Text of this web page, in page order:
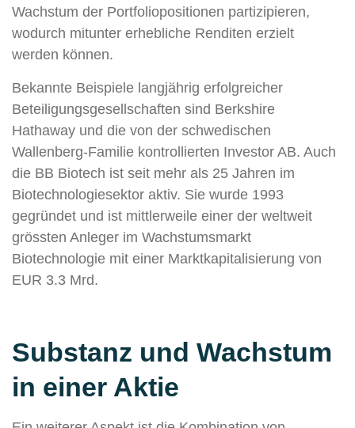
Wachstum der Portfoliopositionen partizipieren,
wodurch mitunter erhebliche Renditen erzielt
werden können.
Bekannte Beispiele langjährig erfolgreicher
Beteiligungsgesellschaften sind Berkshire
Hathaway und die von der schwedischen
Wallenberg-Familie kontrollierten Investor AB. Auch
die BB Biotech ist seit mehr als 25 Jahren im
Biotechnologiesektor aktiv. Sie wurde 1993
gegründet und ist mittlerweile einer der weltweit
grössten Anleger im Wachstumsmarkt
Biotechnologie mit einer Marktkapitalisierung von
EUR 3.3 Mrd.
Substanz und Wachstum
in einer Aktie